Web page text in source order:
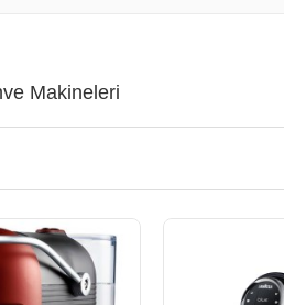
Makineleri